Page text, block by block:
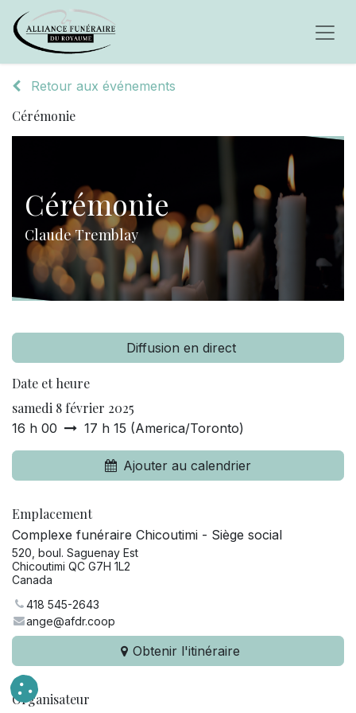
Retour aux événements
Cérémonie
Cérémonie
Claude Tremblay
Diffusion en direct
Date et heure
samedi 8 février 2025
16 h 00 17 h 15 (America/Toronto)
Ajouter au calendrier
Emplacement
Complexe funéraire Chicoutimi - Siège social
520, boul. Saguenay Est
Chicoutimi QC G7H 1L2
Canada
418 545-2643
ange@afdr.coop
Obtenir l'itinéraire
Organisateur